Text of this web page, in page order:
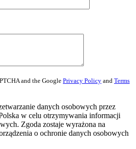
and the Google Privacy Policy and Terms
danych osobowych przez
w celu otrzymywania informacji
Zgoda zostaje wyrażona na
o ochronie danych osobowych